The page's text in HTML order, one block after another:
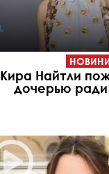
Кира Найтли
дочерью